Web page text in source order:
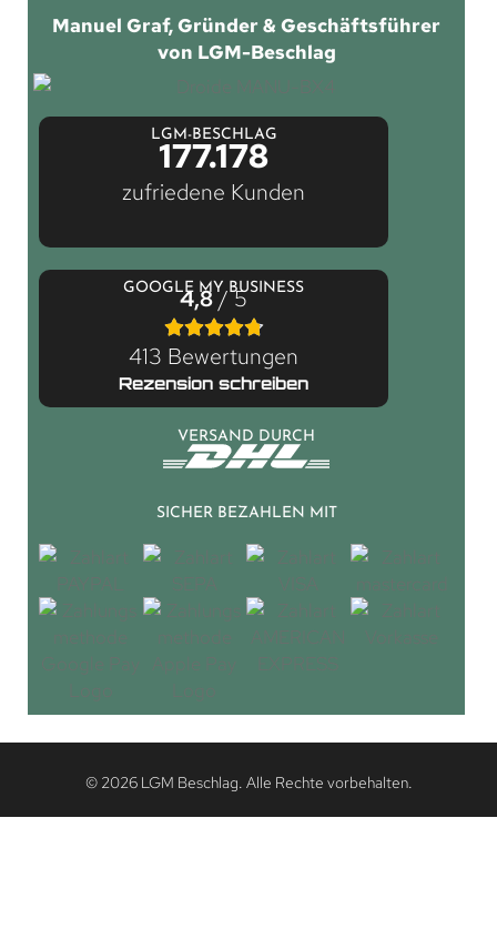
Manuel Graf, Gründer & Geschäftsführer
von LGM-Beschlag
LGM-BESCHLAG
177.178
zufriedene Kunden
GOOGLE MY BUSINESS
4,8/ 5
413 Bewertungen
Rezension schreiben
VERSAND DURCH
SICHER BEZAHLEN MIT
© 2026 LGM Beschlag. Alle Rechte vorbehalten.